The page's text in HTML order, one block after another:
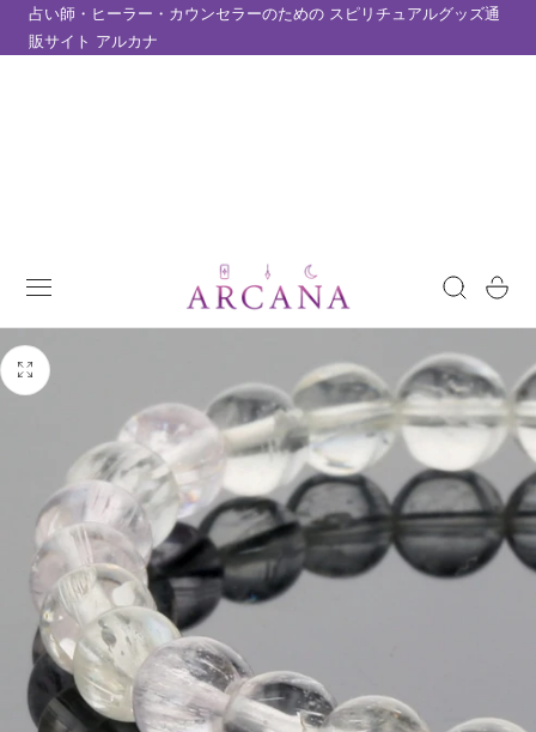
ツにスキップ
占い師・ヒーラー・カウンセラーのための スピリチュアルグッズ通
販サイト アルカナ
ー